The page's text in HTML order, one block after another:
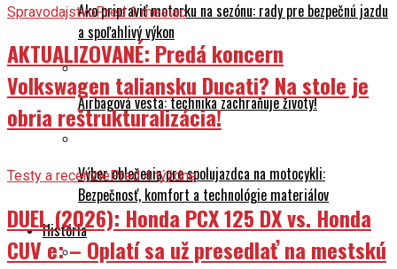
Ako pripraviť motorku na sezónu: rady pre bezpečnú jazdu
a spoľahlivý výkon
Airbagová vesta: technika zachraňuje životy!
Výber oblečenia pre spolujazdca na motocykli:
Bezpečnosť, komfort a technológie materiálov
História
SpravodajstvoPred 1 mesiac
AKTUALIZOVANÉ: Predá koncern
Volkswagen taliansku Ducati? Na stole je
obria reštrukturalizácia!
Testy a recenziePred 4 týždne
DUEL (2026): Honda PCX 125 DX vs. Honda
CUV e: – Oplatí sa už presedlať na mestskú